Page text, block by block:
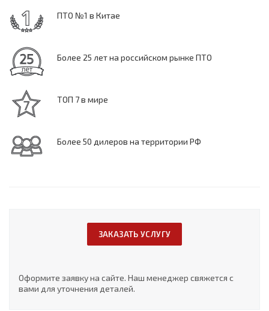
ПТО №1 в Китае
Более 25 лет на российском рынке ПТО
ТОП 7 в мире
Более 50 дилеров на территории РФ
ЗАКАЗАТЬ УСЛУГУ
Оформите заявку на сайте. Наш менеджер свяжется с
вами для уточнения деталей.